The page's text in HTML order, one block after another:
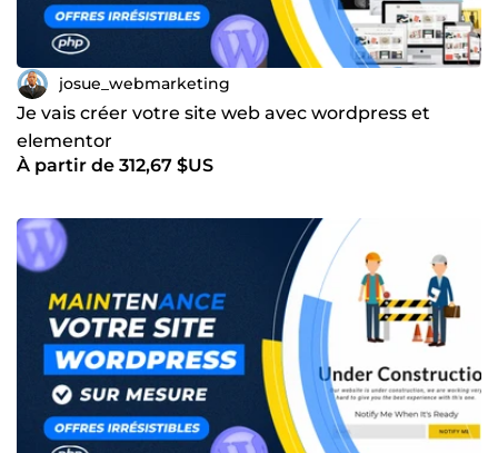
josue_webmarketing
Je vais créer votre site web avec wordpress et
elementor
À partir de 312,67 $US